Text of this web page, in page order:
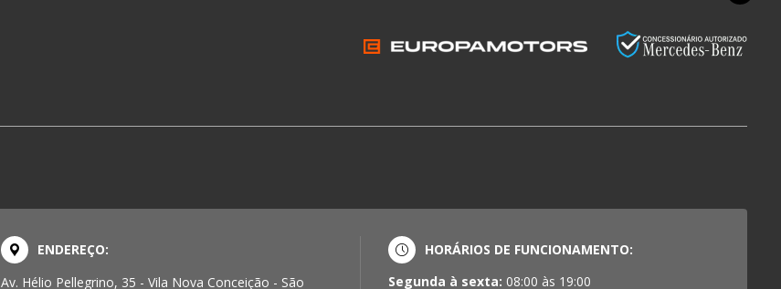
ENDEREÇO:
Av. Hélio Pellegrino, 35 - Vila Nova Conceição - São
HORÁRIOS DE FUNCIONAMENTO:
Segunda à sexta: 08:00 às 19:00